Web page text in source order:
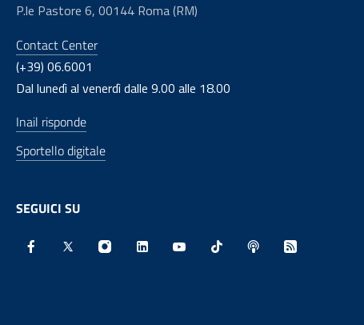
P.le Pastore 6, 00144 Roma (RM)
Contact Center
(+39) 06.6001
Dal lunedì al venerdì dalle 9.00 alle 18.00
Inail risponde
Sportello digitale
SEGUICI SU